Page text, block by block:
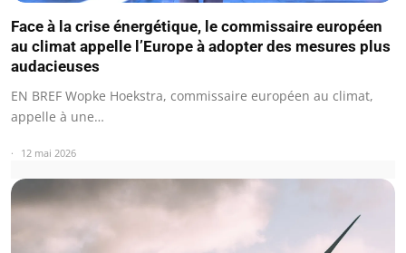
Face à la crise énergétique, le commissaire européen
au climat appelle l’Europe à adopter des mesures plus
audacieuses
EN BREF Wopke Hoekstra, commissaire européen au climat,
appelle à une…
12 mai 2026